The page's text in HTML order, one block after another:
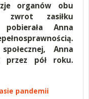
organów obu
zasiłku
Anna
Anna
przez pół roku.
pandemii